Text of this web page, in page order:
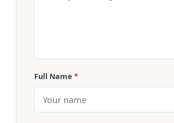
Full Name *